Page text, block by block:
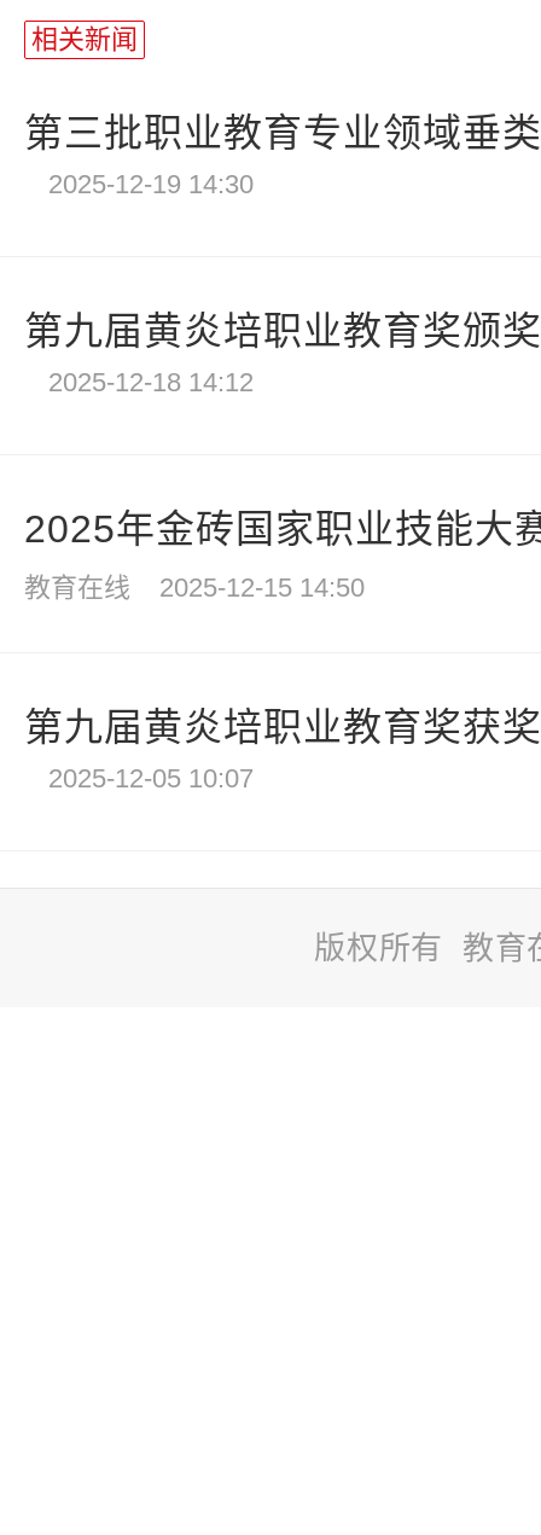
相关新闻
第三批职业教育专业领域垂
2025-12-19 14:30
第九届黄炎培职业教育奖颁
2025-12-18 14:12
2025年金砖国家职业技能大
教育在线 2025-12-15 14:50
第九届黄炎培职业教育奖获
2025-12-05 10:07
版权所有 教育